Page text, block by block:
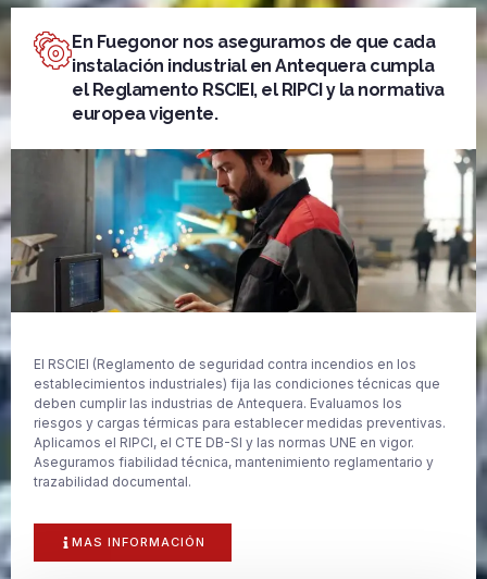
En Fuegonor nos aseguramos de que cada
instalación industrial en Antequera cumpla
el Reglamento RSCIEI, el RIPCI y la normativa
europea vigente.
El RSCIEI (Reglamento de seguridad contra incendios en los
establecimientos industriales) fija las condiciones técnicas que
deben cumplir las industrias de Antequera. Evaluamos los
riesgos y cargas térmicas para establecer medidas preventivas.
Aplicamos el RIPCI, el CTE DB-SI y las normas UNE en vigor.
Aseguramos fiabilidad técnica, mantenimiento reglamentario y
trazabilidad documental.
MAS INFORMACIÓN